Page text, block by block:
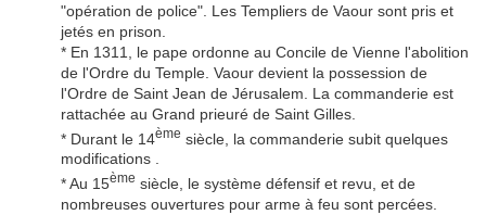
"opération de police". Les Templiers de Vaour sont pris et
jetés en prison.
* En 1311, le pape ordonne au Concile de Vienne l'abolition
de l'Ordre du Temple. Vaour devient la possession de
l'Ordre de Saint Jean de Jérusalem. La commanderie est
rattachée au Grand prieuré de Saint Gilles.
* Durant le 14ème siècle, la commanderie subit quelques
modifications .
* Au 15ème siècle, le système défensif et revu, et de
nombreuses ouvertures pour arme à feu sont percées.